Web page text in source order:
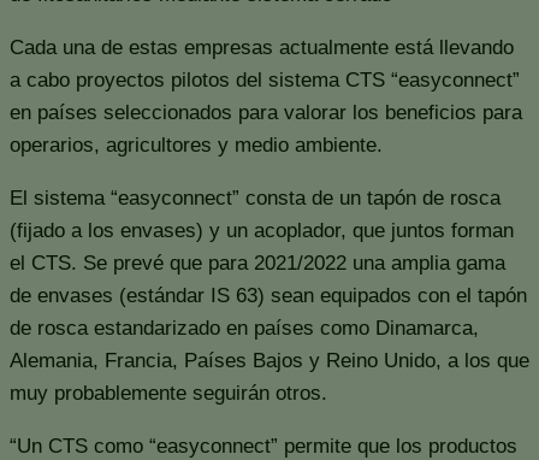
Cada una de estas empresas actualmente está llevando
a cabo proyectos pilotos del sistema CTS “easyconnect”
en países seleccionados para valorar los beneficios para
operarios, agricultores y medio ambiente.
El sistema “easyconnect” consta de un tapón de rosca
(fijado a los envases) y un acoplador, que juntos forman
el CTS. Se prevé que para 2021/2022 una amplia gama
de envases (estándar IS 63) sean equipados con el tapón
de rosca estandarizado en países como Dinamarca,
Alemania, Francia, Países Bajos y Reino Unido, a los que
muy probablemente seguirán otros.
“Un CTS como “easyconnect” permite que los productos